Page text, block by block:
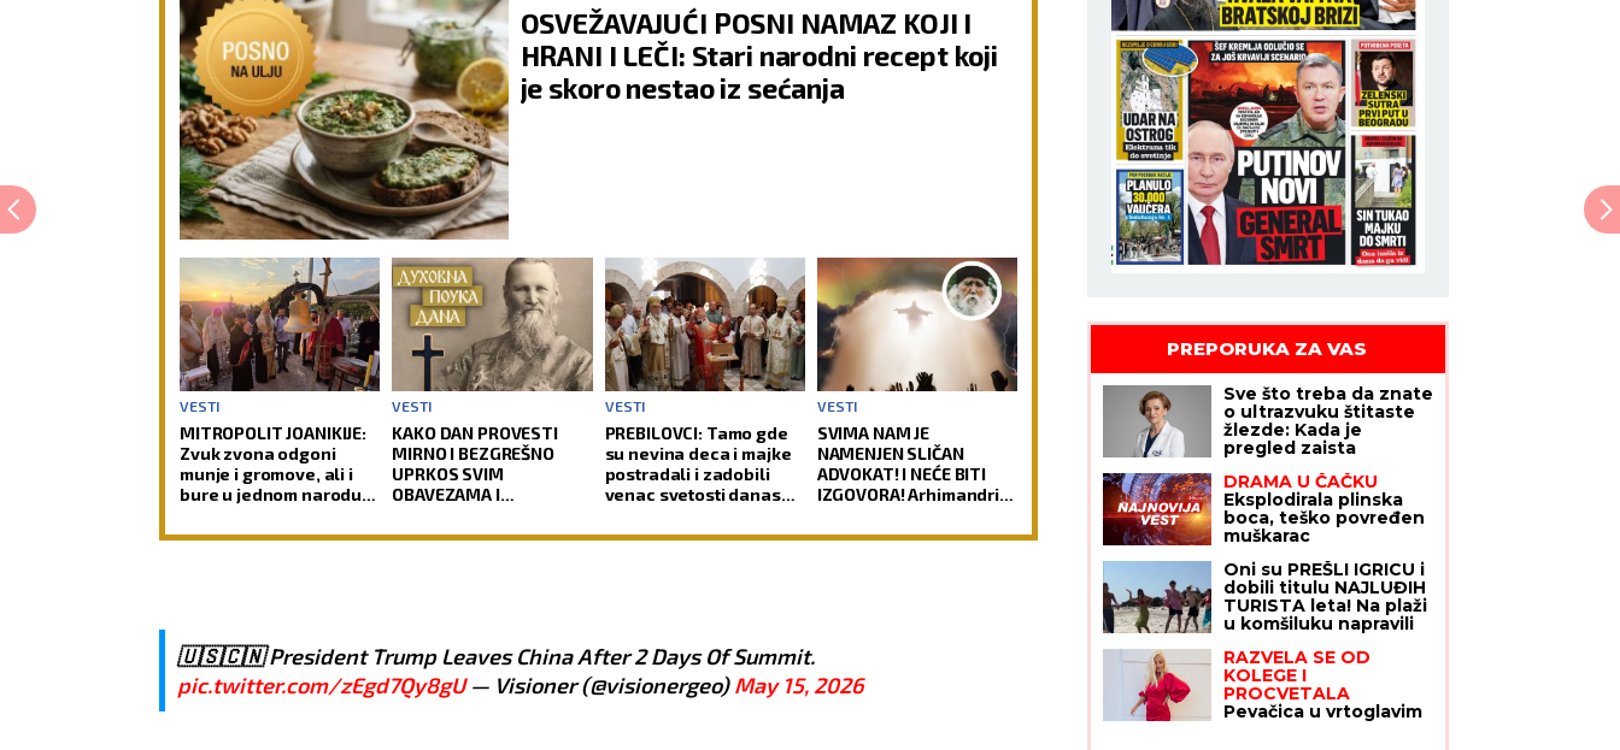
OSVEŽAVAJUĆI POSNI NAMAZ KOJI I
HRANI I LEČI: Stari narodni recept koji
je skoro nestao iz sećanja
VESTI
MITROPOLIT JOANIKIJE:
Zvuk zvona odgoni
munje i gromove, ali i
bure u jednom narodu
VESTI
KAKO DAN PROVESTI
MIRNO I BEZGREŠNO
UPRKOS SVIM
OBAVEZAMA I
Kronštatski kaže da je
VESTI
PREBILOVCI: Tamo gde
su nevina deca i majke
postradali i zadobili
venac svetosti danas
večni pomen
VESTI
SVIMA NAM JE
NAMENJEN SLIČAN
ADVOKAT! I NEĆE BITI
IZGOVORA! Arhimandrit
prema kojima će Hristos
🇺🇸🇨🇳 President Trump Leaves China After 2 Days Of Summit.
pic.twitter.com/zEgd7Qy8gU— Visioner (@visionergeo)May 15, 2026
PREPORUKA ZA VAS
Sve što treba da znate
o ultrazvuku štitaste
žlezde: Kada je
pregled zaista
ako imate čvor?
Odgovara dr Polovina,
radiolog ordinacije
"One Medical"
DRAMA U ČAČKU
Eksplodirala plinska
boca, teško povređen
muškarac
Oni su PREŠLI IGRICU i
dobili titulu NAJLUĐIH
TURISTA leta! Na plaži
u komšiluku napravili
ovog muškarca ljudi
trljaju oči i ne veruju
šta vide
RAZVELA SE OD
KOLEGE I
PROCVETALA
Pevačica u vrtoglavim